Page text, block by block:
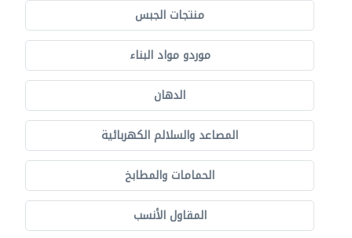
منتجات الجبس
موردو مواد البناء
الدهان
المصاعد والسلالم الكهربائية
الحمامات والمطابخ
المقاول الأنسب